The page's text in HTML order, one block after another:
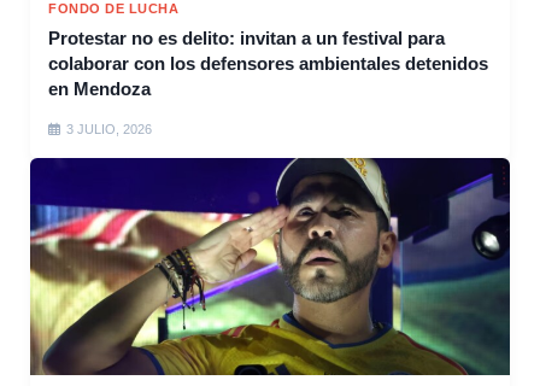
FONDO DE LUCHA
Protestar no es delito: invitan a un festival para
colaborar con los defensores ambientales detenidos
en Mendoza
3 JULIO, 2026